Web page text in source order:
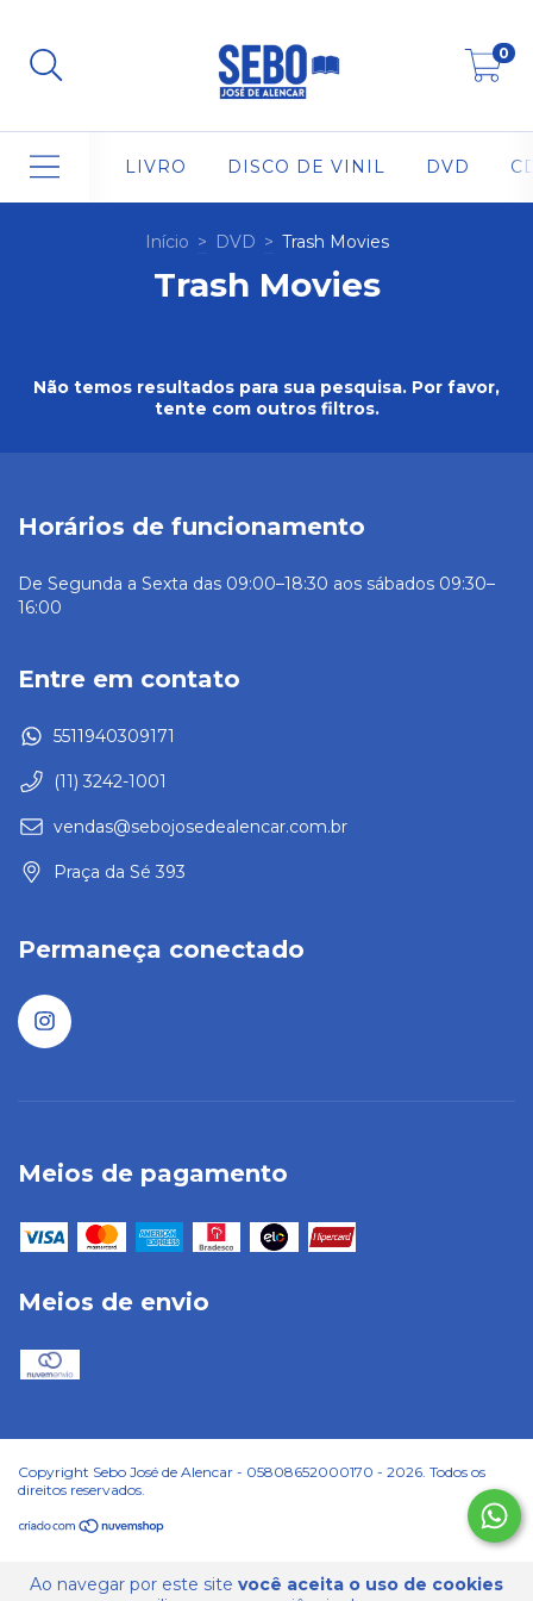
0
LIVRO DISCO DE VINIL DVD
Ao navegar por este site você aceita o uso de cookies
Início > DVD > Trash Movies
Trash Movies
Não temos resultados para sua pesquisa. Por favor,
tente com outros filtros.
Horários de funcionamento
De Segunda a Sexta das 09:00–18:30 aos sábados 09:30–
16:00
Entre em contato
5511940309171
(11) 3242-1001
vendas@sebojosedealencar.com.br
Praça da Sé 393
Permaneça conectado
Meios de pagamento
Meios de envio
Copyright Sebo José de Alencar - 05808652000170 - 2026. Todos os
direitos reservados.